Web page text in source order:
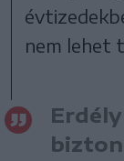
nem lehet